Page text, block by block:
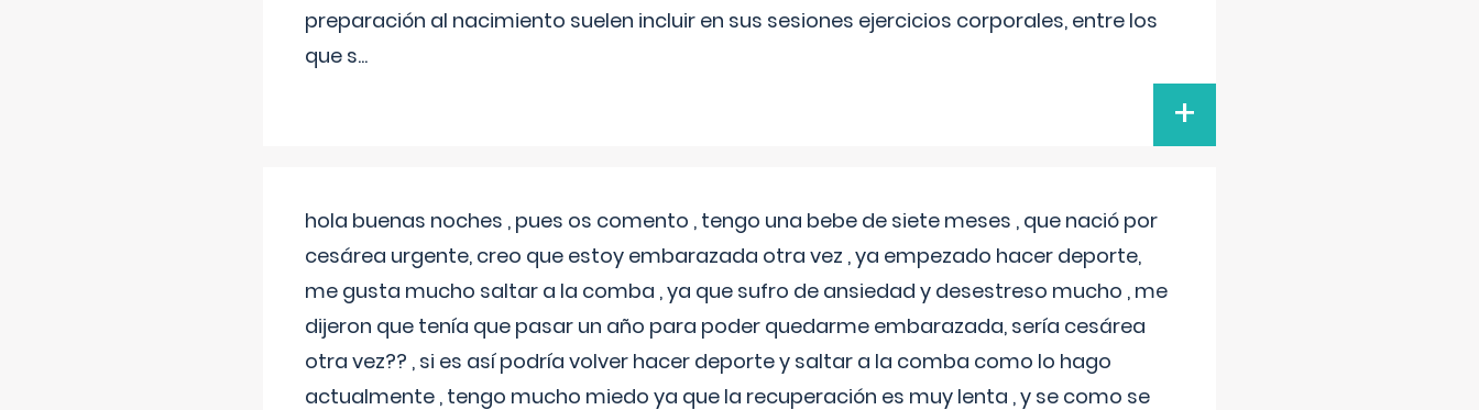
preparación al nacimiento suelen incluir en sus sesiones ejercicios corporales, entre los
que s...
+
hola buenas noches , pues os comento , tengo una bebe de siete meses , que nació por
cesárea urgente, creo que estoy embarazada otra vez , ya empezado hacer deporte,
me gusta mucho saltar a la comba , ya que sufro de ansiedad y desestreso mucho , me
dijeron que tenía que pasar un año para poder quedarme embarazada, sería cesárea
otra vez?? , si es así podría volver hacer deporte y saltar a la comba como lo hago
actualmente , tengo mucho miedo ya que la recuperación es muy lenta , y se como se